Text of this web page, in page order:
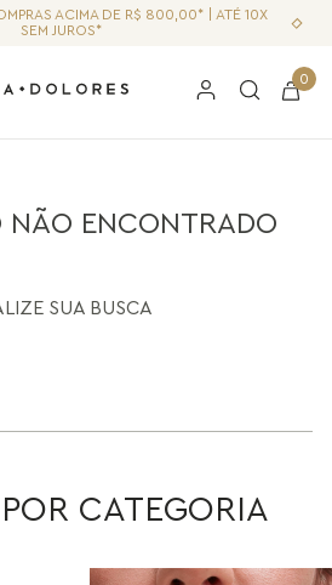
ACIMA DE R$ 800,00* | ATÉ 10X
SEM JUROS*
0
NÃO ENCONTRADO
SUA BUSCA
CATEGORIA